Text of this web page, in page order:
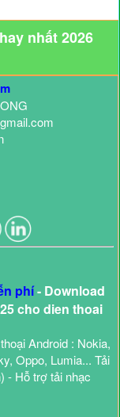
nhất 2026
phí- Download
cho dien thoai
Android : Nokia,
Oppo, Lumia... Tải
- Hỗ trợ tải nhạc